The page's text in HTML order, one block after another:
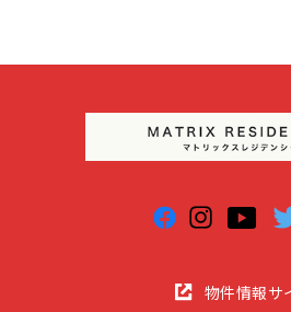
物件情報サ